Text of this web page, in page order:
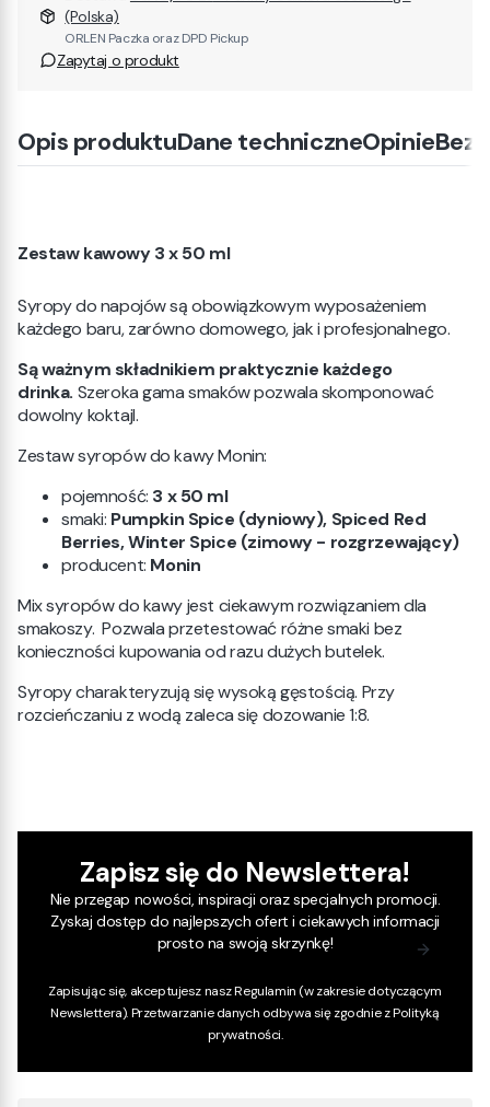
(Polska)
ORLEN Paczka oraz DPD Pickup
Zapytaj o produkt
Opis produktuDane techniczneOpinie
Zestaw kawowy 3 x 50 ml
Syropy do napojów są obowiązkowym wyposażeniem
każdego baru, zarówno domowego, jak i profesjonalnego.
Są ważnym składnikiem praktycznie każdego
drinka. Szeroka gama smaków pozwala skomponować
dowolny koktajl.
Zestaw syropów do kawy Monin:
pojemność: 3 x 50 ml
smaki: Pumpkin Spice (dyniowy), Spiced Red
Berries, Winter Spice (zimowy - rozgrzewający)
producent: Monin
Mix syropów do kawy jest ciekawym rozwiązaniem dla
smakoszy. Pozwala przetestować różne smaki bez
konieczności kupowania od razu dużych butelek.
Syropy charakteryzują się wysoką gęstością. Przy
rozcieńczaniu z wodą zaleca się dozowanie 1:8.
Zapisz się do Newslettera!
Nie przegap nowości, inspiracji oraz specjalnych promocji.
Zyskaj dostęp do najlepszych ofert i ciekawych informacji
prosto na swoją skrzynkę!
Zapisując się, akceptujesz naszRegulamin (w zakresie dotyczącym
Newslettera). Przetwarzanie danych odbywa się zgodnie zPolityką
prywatności.